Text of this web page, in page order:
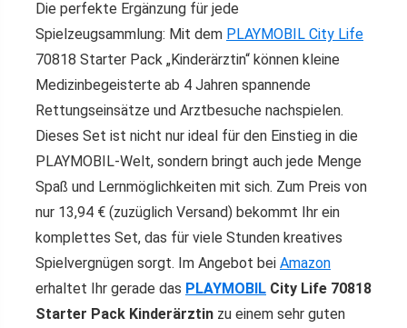
Die perfekte Ergänzung für jede
Spielzeugsammlung: Mit dem PLAYMOBIL City Life
70818 Starter Pack „Kinderärztin“ können kleine
Medizinbegeisterte ab 4 Jahren spannende
Rettungseinsätze und Arztbesuche nachspielen.
Dieses Set ist nicht nur ideal für den Einstieg in die
PLAYMOBIL-Welt, sondern bringt auch jede Menge
Spaß und Lernmöglichkeiten mit sich. Zum Preis von
nur 13,94 € (zuzüglich Versand) bekommt Ihr ein
komplettes Set, das für viele Stunden kreatives
Spielvergnügen sorgt. Im Angebot bei Amazon
erhaltet Ihr gerade das PLAYMOBIL City Life 70818
Starter Pack Kinderärztin zu einem sehr guten